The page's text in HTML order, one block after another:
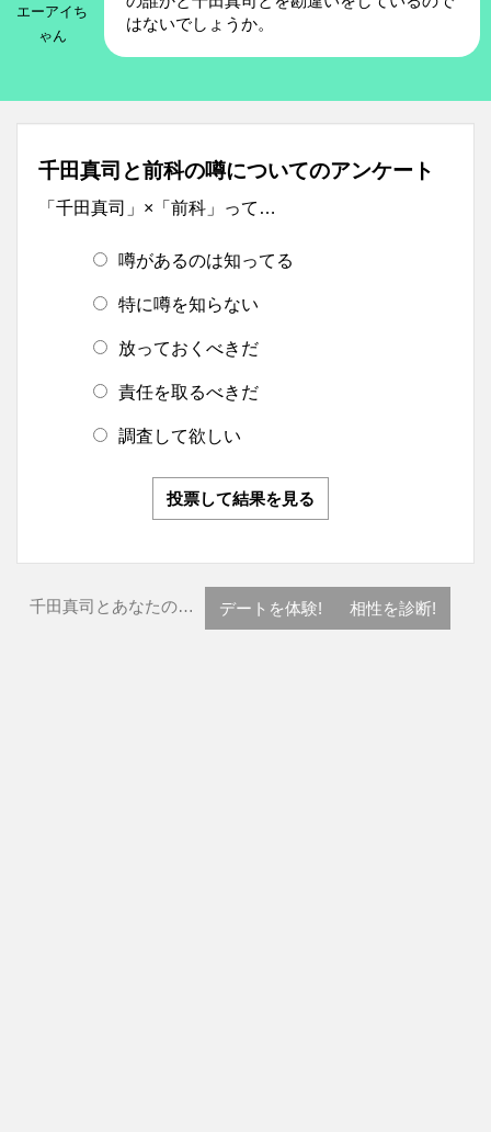
エーアイち
ゃん
はないでしょうか。
千田真司と前科の噂についてのアンケート
「千田真司」×「前科」って…
噂があるのは知ってる
特に噂を知らない
放っておくべきだ
責任を取るべきだ
調査して欲しい
投票して結果を見る
千田真司とあなたの… デートを体験! 相性を診断!